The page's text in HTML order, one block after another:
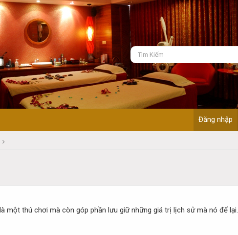
Đăng nhập
một thú chơi mà còn góp phần lưu giữ những giá trị lịch sử mà nó để lại.